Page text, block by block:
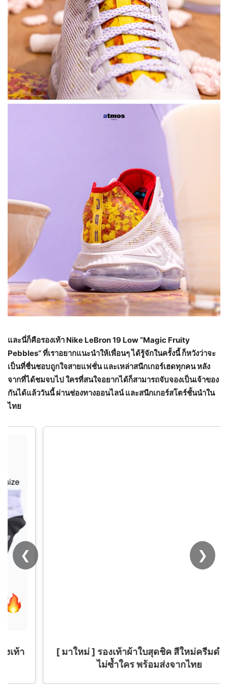
และนี่ก็คือรองเท้า Nike LeBron 19 Low “Magic Fruity
Pebbles”ที่เราอยากแนะนำให้เพื่อนๆ ได้รู้จักในครั้งนี้ ก็หวังว่าจะ
เป็นที่ชื่นชอบถูกใจสายแฟชั่น และเหล่าสนีกเกอร์เฮดทุกคน หลัง
จากที่ได้ชมจบไป ใครที่สนใจอยากได้ก็สามารถจับจองเป็นเจ้าของ
กันได้แล้ววันนี้ ผ่านช่องทางออนไลน์ และสนีกเกอร์สโตร์ชั้นนำใน
ไทย
[ มาใหม่ ] รองเท้าผ้าใบสุดชิค สีใหม่ครีมดำ สวย
ไม่ซ้ำใคร พร้อมส่งจากไทย
❮ ❯